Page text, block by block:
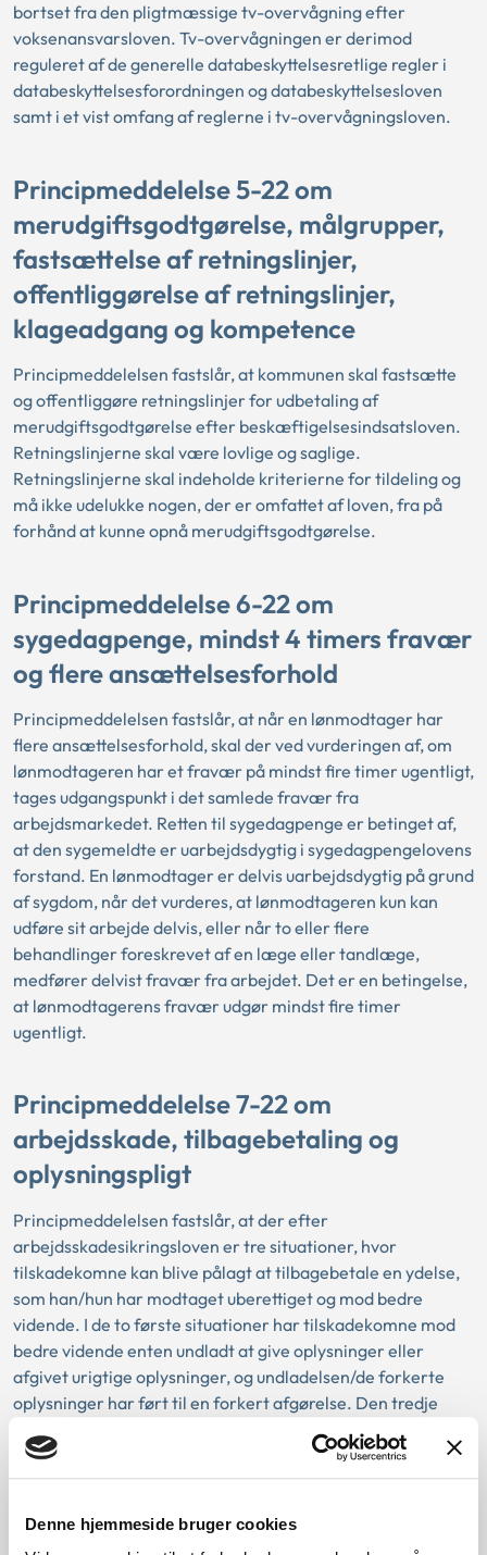
Denne hjemmeside bruger cookies
bortset fra den pligtmæssige tv-overvågning efter
voksenansvarsloven. Tv-overvågningen er derimod
reguleret af de generelle databeskyttelsesretlige regler i
databeskyttelsesforordningen og databeskyttelsesloven
samt i et vist omfang af reglerne i tv-overvågningsloven.
Principmeddelelse 5-22 om
merudgiftsgodtgørelse, målgrupper,
fastsættelse af retningslinjer,
offentliggørelse af retningslinjer,
klageadgang og kompetence
Principmeddelelsen fastslår, at kommunen skal fastsætte
og offentliggøre retningslinjer for udbetaling af
merudgiftsgodtgørelse efter beskæftigelsesindsatsloven.
Retningslinjerne skal være lovlige og saglige.
Retningslinjerne skal indeholde kriterierne for tildeling og
må ikke udelukke nogen, der er omfattet af loven, fra på
forhånd at kunne opnå merudgiftsgodtgørelse.
Principmeddelelse 6-22 om
sygedagpenge, mindst 4 timers fravær
og flere ansættelsesforhold
Principmeddelelsen fastslår, at når en lønmodtager har
flere ansættelsesforhold, skal der ved vurderingen af, om
lønmodtageren har et fravær på mindst fire timer ugentligt,
tages udgangspunkt i det samlede fravær fra
arbejdsmarkedet. Retten til sygedagpenge er betinget af,
at den sygemeldte er uarbejdsdygtig i sygedagpengelovens
forstand. En lønmodtager er delvis uarbejdsdygtig på grund
af sygdom, når det vurderes, at lønmodtageren kun kan
udføre sit arbejde delvis, eller når to eller flere
behandlinger foreskrevet af en læge eller tandlæge,
medfører delvist fravær fra arbejdet. Det er en betingelse,
at lønmodtagerens fravær udgør mindst fire timer
ugentligt.
Principmeddelelse 7-22 om
arbejdsskade, tilbagebetaling og
oplysningspligt
Principmeddelelsen fastslår, at der efter
arbejdsskadesikringsloven er tre situationer, hvor
tilskadekomne kan blive pålagt at tilbagebetale en ydelse,
som han/hun har modtaget uberettiget og mod bedre
vidende. I de to første situationer har tilskadekomne mod
bedre vidende enten undladt at give oplysninger eller
afgivet urigtige oplysninger, og undladelsen/de forkerte
oplysninger har ført til en forkert afgørelse. Den tredje
situation er, når tilskadekomne i øvrigt uberettiget og mod
bedre vidende har modtaget ydelser. Principmeddelelsen
handler om tilbagebetaling som følge af, at tilskadekomne
erhvervsmæssige forhold, og denne undladelse har ført til,